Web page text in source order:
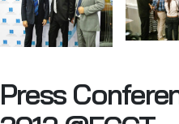
Press